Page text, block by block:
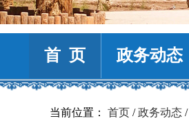
首 页 政务动态
当前位置： 首页 /政务动态 /